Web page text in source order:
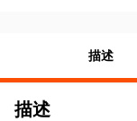
描述
描述